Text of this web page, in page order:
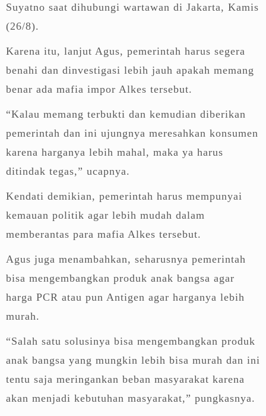
Suyatno saat dihubungi wartawan di Jakarta, Kamis
(26/8).
Karena itu, lanjut Agus, pemerintah harus segera
benahi dan dinvestigasi lebih jauh apakah memang
benar ada mafia impor Alkes tersebut.
“Kalau memang terbukti dan kemudian diberikan
pemerintah dan ini ujungnya meresahkan konsumen
karena harganya lebih mahal, maka ya harus
ditindak tegas,” ucapnya.
Kendati demikian, pemerintah harus mempunyai
kemauan politik agar lebih mudah dalam
memberantas para mafia Alkes tersebut.
Agus juga menambahkan, seharusnya pemerintah
bisa mengembangkan produk anak bangsa agar
harga PCR atau pun Antigen agar harganya lebih
murah.
“Salah satu solusinya bisa mengembangkan produk
anak bangsa yang mungkin lebih bisa murah dan ini
tentu saja meringankan beban masyarakat karena
akan menjadi kebutuhan masyarakat,” pungkasnya.